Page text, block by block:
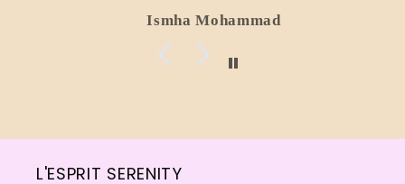
Elle a été
Ismha Mohammad
L'ESPRIT SERENITY